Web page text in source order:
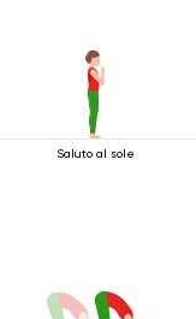
Saluto al sole